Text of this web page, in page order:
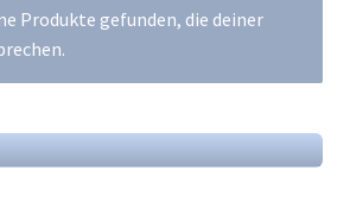
ten
Außenleucht
► LED
Leuchtmittel
►
Produkte gefunden, die deiner